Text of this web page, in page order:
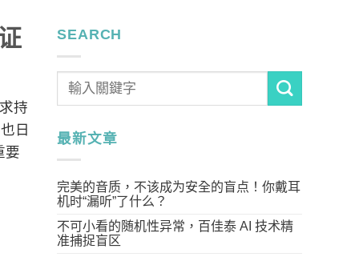
持
日
要
SEARCH
最新文章
完美的音质，不该成为安全的盲点！你戴耳
机时“漏听”了什么？
不可小看的随机性异常，百佳泰 AI 技术精
准捕捉盲区